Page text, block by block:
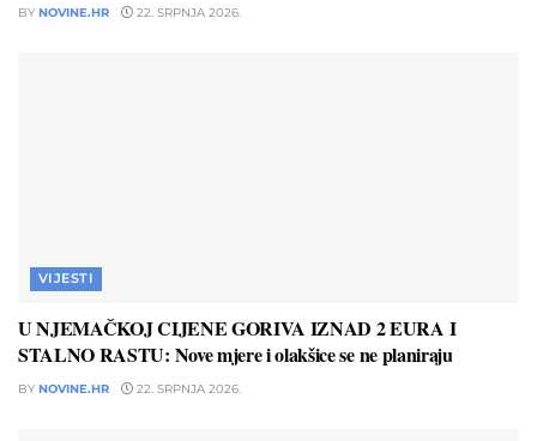
BY NOVINE.HR 22. SRPNJA 2026.
VIJESTI
U NJEMAČKOJ CIJENE GORIVA IZNAD 2 EURA I
STALNO RASTU: Nove mjere i olakšice se ne planiraju
BY NOVINE.HR 22. SRPNJA 2026.